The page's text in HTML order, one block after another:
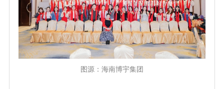
图源：海南博宇集团